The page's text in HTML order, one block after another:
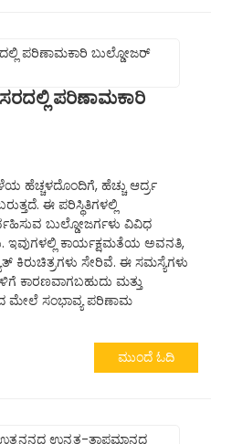
ಪರಿಣಾಮಕಾರಿ
ಹೆಚ್ಚಳದೊಂದಿಗೆ, ಹೆಚ್ಚು ಆರ್ದ್ರ
ಈ ಪರಿಸ್ಥಿತಿಗಳಲ್ಲಿ
ಬುಲ್ಡೋಜರ್ಗಳು ವಿವಿಧ
ಇವುಗಳಲ್ಲಿ ಕಾರ್ಯಕ್ಷಮತೆಯ ಅವನತಿ,
ಕಿರುಚಿತ್ರಗಳು ಸೇರಿವೆ. ಈ ಸಮಸ್ಯೆಗಳು
ಕಾರಣವಾಗಬಹುದು ಮತ್ತು
ಸಂಭಾವ್ಯ ಪರಿಣಾಮ
ಮುಂದೆ ಓದಿ